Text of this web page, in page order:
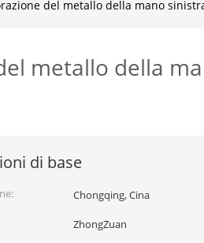
del metallo della mano
metallo della
di base
Chongqing, Cina
ZhongZuan